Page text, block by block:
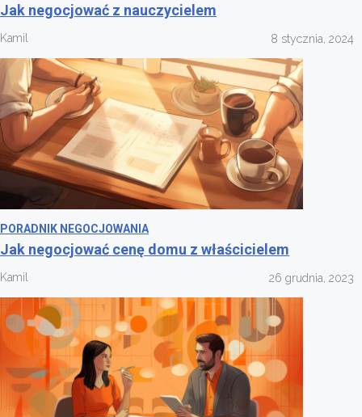
Jak negocjować z nauczycielem
Kamil 8 stycznia, 2024
PORADNIK NEGOCJOWANIA
Jak negocjować cenę domu z właścicielem
Kamil 26 grudnia, 2023